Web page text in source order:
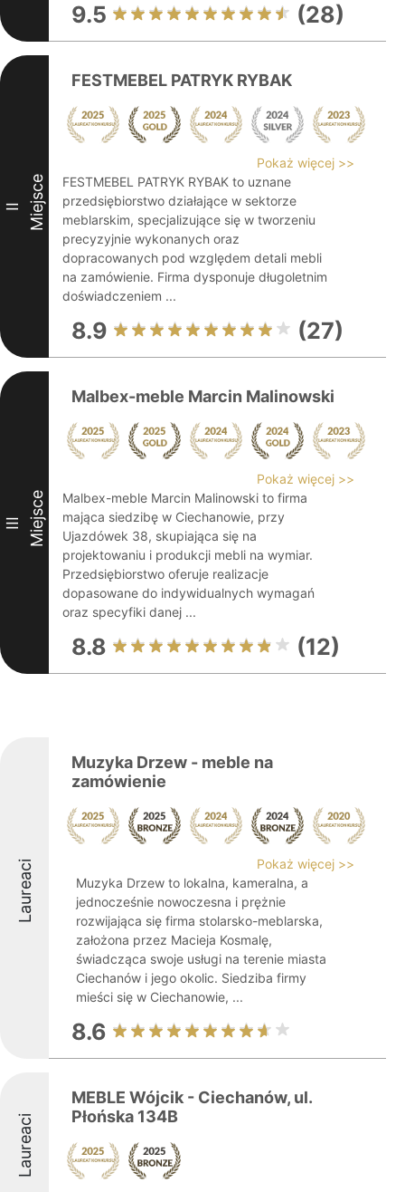
9.5 (28)
II Miejsce
FESTMEBEL PATRYK RYBAK
Pokaż więcej >>
FESTMEBEL PATRYK RYBAK to uznane
przedsiębiorstwo działające w sektorze
meblarskim, specjalizujące się w tworzeniu
precyzyjnie wykonanych oraz
dopracowanych pod względem detali mebli
na zamówienie. Firma dysponuje długoletnim
doświadczeniem ...
8.9 (27)
III Miejsce
Malbex-meble Marcin Malinowski
Pokaż więcej >>
Malbex-meble Marcin Malinowski to firma
mająca siedzibę w Ciechanowie, przy
Ujazdówek 38, skupiająca się na
projektowaniu i produkcji mebli na wymiar.
Przedsiębiorstwo oferuje realizacje
dopasowane do indywidualnych wymagań
oraz specyfiki danej ...
8.8 (12)
Laureaci
Muzyka Drzew - meble na
zamówienie
Pokaż więcej >>
Muzyka Drzew to lokalna, kameralna, a
jednocześnie nowoczesna i prężnie
rozwijająca się firma stolarsko-meblarska,
założona przez Macieja Kosmalę,
świadcząca swoje usługi na terenie miasta
Ciechanów i jego okolic. Siedziba firmy
mieści się w Ciechanowie, ...
8.6
Laureaci
MEBLE Wójcik - Ciechanów, ul.
Płońska 134B